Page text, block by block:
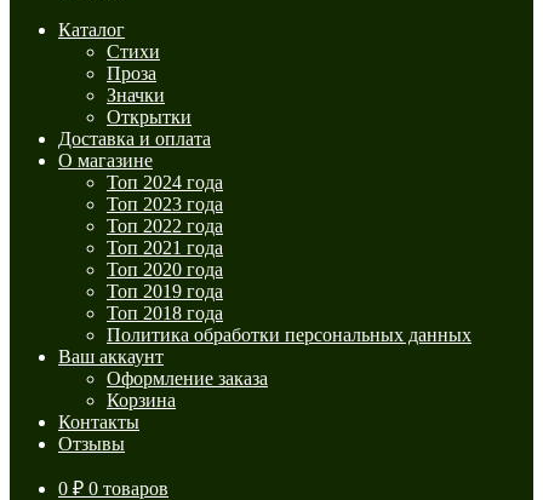
Каталог
Стихи
Проза
Значки
Открытки
Доставка и оплата
О магазине
Топ 2024 года
Топ 2023 года
Топ 2022 года
Топ 2021 года
Топ 2020 года
Топ 2019 года
Топ 2018 года
Политика обработки персональных данных
Ваш аккаунт
Оформление заказа
Корзина
Контакты
Отзывы
0 ₽ 0 товаров